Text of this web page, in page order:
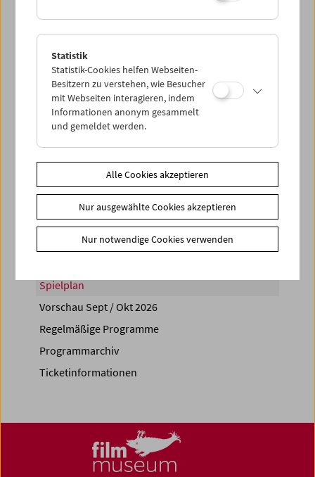
PROGRAMM ÜBERBLICK
Share on
Spielplan
Vorschau Sept / Okt 2026
Regelmäßige Programme
Programmarchiv
Ticketinformationen
Statistik
Statistik-Cookies helfen Webseiten-
Besitzern zu verstehen, wie Besucher
mit Webseiten interagieren, indem
Informationen anonym gesammelt
und gemeldet werden.
Alle Cookies akzeptieren
Nur ausgewählte Cookies akzeptieren
Nur notwendige Cookies verwenden